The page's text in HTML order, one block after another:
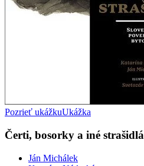
Pozrieť ukážkuUkážka
Čerti, bosorky a iné strašidlá
Ján Michálek